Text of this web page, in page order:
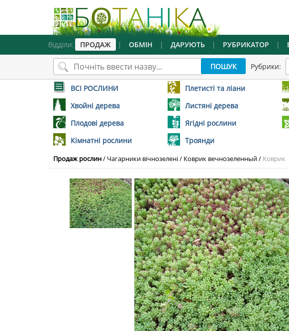
.
Відділи: ПРОДАЖ | ОБМІН | ДАРУЮТЬ | РУБРИКАТОР |
Рубрики:
ВСІ РОСЛИНИ Плетисті та ліани
Хвойні дерева
Листяні дерева
Плодові дерева
Ягідні рослини
Кімнатні рослини
Троянди
Продаж рослин/ Чагарники вічнозелені/ Коврик вечнозеленный/ Коврик